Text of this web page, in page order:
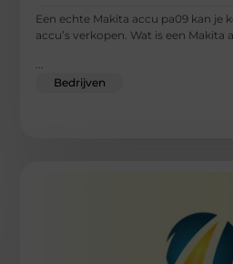
Een echte Makita accu pa09 kan je
accu’s verkopen. Wat is een Makita
...
Bedrijven